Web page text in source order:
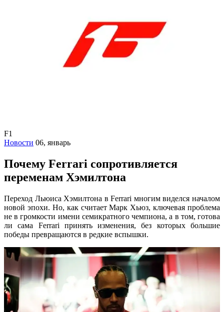
F1
Новости 06, январь
Почему Ferrari сопротивляется
переменам Хэмилтона
Переход Льюиса Хэмилтона в Ferrari многим виделся началом
новой эпохи. Но, как считает Марк Хьюз, ключевая проблема
не в громкости имени семикратного чемпиона, а в том, готова
ли сама Ferrari принять изменения, без которых большие
победы превращаются в редкие вспышки.